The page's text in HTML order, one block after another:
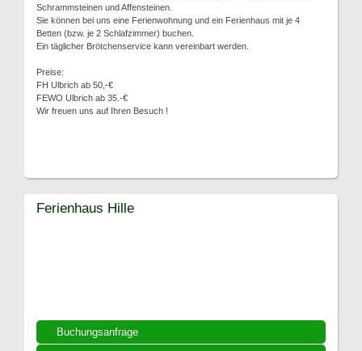
Schrammsteinen und Affensteinen.
Sie können bei uns eine Ferienwohnung und ein Ferienhaus mit je 4
Betten (bzw. je 2 Schlafzimmer) buchen.
Ein täglicher Brötchenservice kann vereinbart werden.
Preise:
FH Ulbrich ab 50,-€
FEWO Ulbrich ab 35.-€
Wir freuen uns auf Ihren Besuch !
Buchungsanfrage
Ferienhaus Hille